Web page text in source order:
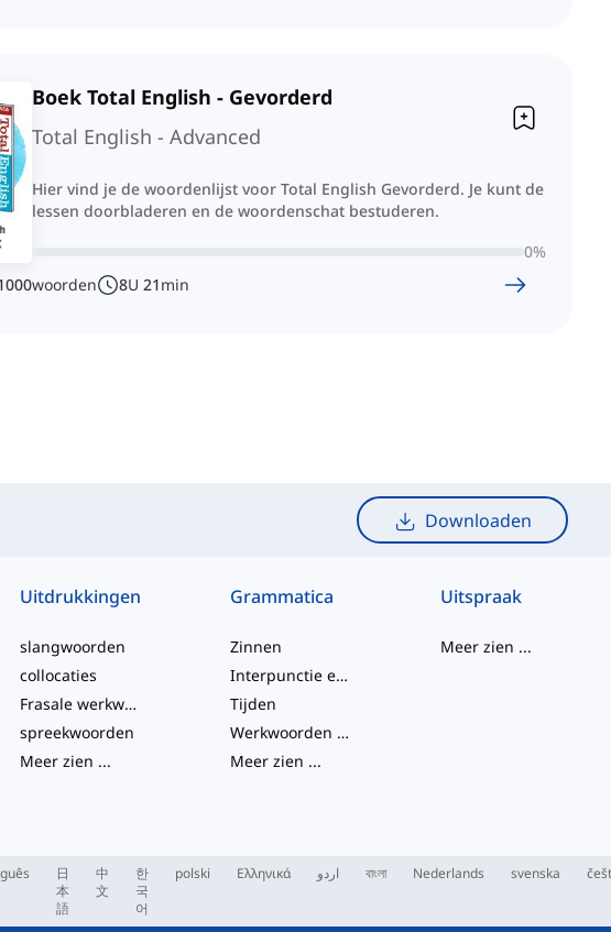
Boek Total English - Gevorderd
Total English - Advanced
Hier vind je de woordenlijst voor Total English Gevorderd. Je kunt de
lessen doorbladeren en de woordenschat bestuderen.
0%
woorden 8U 21min
Downloaden
Uitdrukkingen
slangwoorden
collocaties
Frasale werkwoorden
spreekwoorden
Meer zien ...
Grammatica
Zinnen
Interpunctie en Spelling
Tijden
Werkwoorden en Stemmen
Meer zien ...
Uitspraak
Meer zien ...
日
本
語
中
文
한
국
어
polski Ελληνικά اردو বাংলা Nederlands svenska